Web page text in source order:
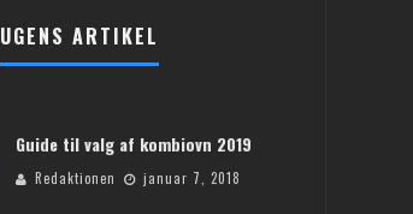
UGENS ARTIKEL
Guide til valg af kombiovn 2019
Redaktionen januar 7, 2018